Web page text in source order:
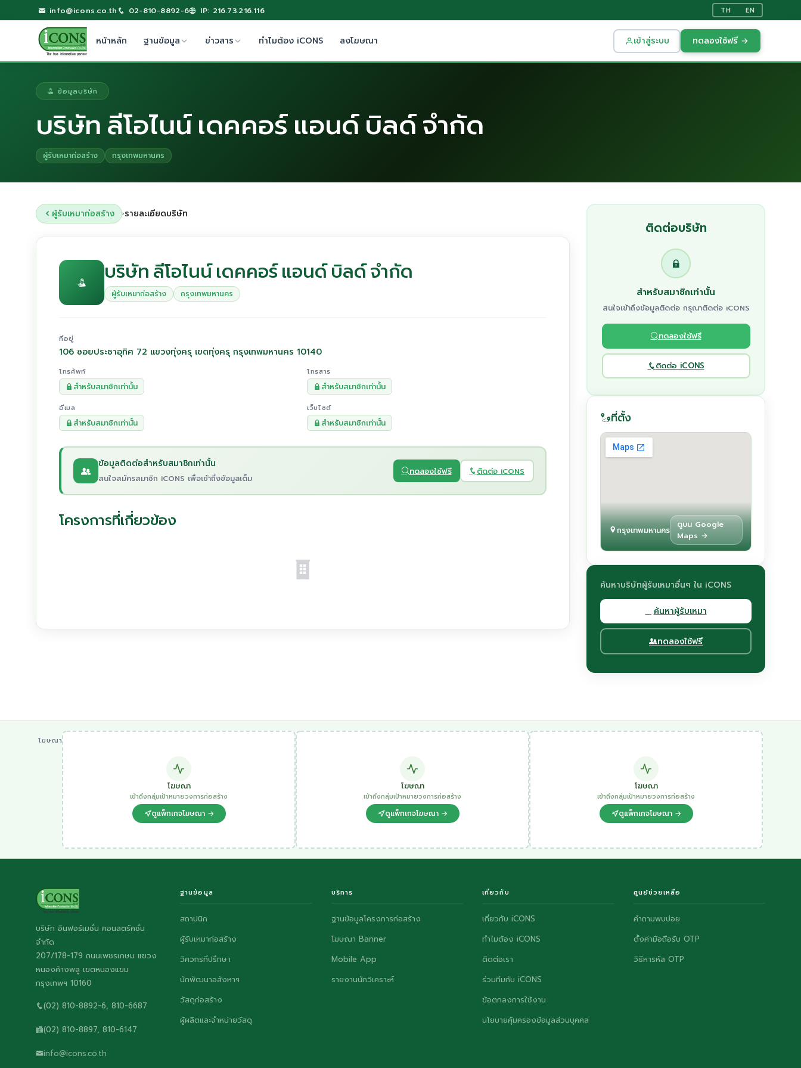
info@icons.co.th 02-810-8892-6 IP: 216.73.216.116 TH EN
หน้าหลัก ฐานข้อมูล ข่าวสาร ทำไมต้อง iCONS ลงโฆษณา เข้าสู่ระบบ ทดลองใช้ฟรี →
ข้อมูลบริษัท
บริษัท ลีโอไนน์ เดคคอร์ แอนด์ บิลด์ จำกัด
ผู้รับเหมาก่อสร้าง กรุงเทพมหานคร
ผู้รับเหมาก่อสร้าง ›รายละเอียดบริษัท
บริษัท ลีโอไนน์ เดคคอร์ แอนด์ บิลด์ จำกัด
ผู้รับเหมาก่อสร้าง กรุงเทพมหานคร
ที่อยู่
106 ซอยประชาอุทิศ 72 แขวงทุ่งครุ เขตทุ่งครุ กรุงเทพมหานคร 10140
โทรศัพท์
สำหรับสมาชิกเท่านั้น
โทรสาร
สำหรับสมาชิกเท่านั้น
อีเมล
สำหรับสมาชิกเท่านั้น
เว็บไซต์
สำหรับสมาชิกเท่านั้น
ข้อมูลติดต่อสำหรับสมาชิกเท่านั้น
สนใจสมัครสมาชิก iCONS เพื่อเข้าถึงข้อมูลเต็ม
ทดลองใช้ฟรี ติดต่อ iCONS
โครงการที่เกี่ยวข้อง
ติดต่อบริษัท
สำหรับสมาชิกเท่านั้น
สนใจเข้าถึงข้อมูลติดต่อ กรุณาติดต่อ iCONS
ทดลองใช้ฟรี
ติดต่อ iCONS
ที่ตั้ง
กรุงเทพมหานคร
ดูบน Google
Maps →
ค้นหาบริษัทผู้รับเหมาอื่นๆ ใน iCONS
ค้นหาผู้รับเหมา
ทดลองใช้ฟรี
โฆษณา
โฆษณา
เข้าถึงกลุ่มเป้าหมายวงการก่อสร้าง
ดูแพ็กเกจโฆษณา →
โฆษณา
เข้าถึงกลุ่มเป้าหมายวงการก่อสร้าง
ดูแพ็กเกจโฆษณา →
โฆษณา
เข้าถึงกลุ่มเป้าหมายวงการก่อสร้าง
ดูแพ็กเกจโฆษณา →
บริษัท อินฟอร์เมชั่น คอนสตรัคชั่น
จำกัด
207/178-179 ถนนเพชรเกษม แขวง
หนองค้างพลู เขตหนองแขม
กรุงเทพฯ 10160
(02) 810-8892-6, 810-6687
(02) 810-8897, 810-6147
info@icons.co.th
ฐานข้อมูล
สถาปนิก
ผู้รับเหมาก่อสร้าง
วิศวกรที่ปรึกษา
นักพัฒนาอสังหาฯ
วัสดุก่อสร้าง
ผู้ผลิตและจำหน่ายวัสดุ
บริการ
ฐานข้อมูลโครงการก่อสร้าง
โฆษณา Banner
Mobile App
รายงานนักวิเคราะห์
เกี่ยวกับ
เกี่ยวกับ iCONS
ทำไมต้อง iCONS
ติดต่อเรา
ร่วมทีมกับ iCONS
ข้อตกลงการใช้งาน
นโยบายคุ้มครองข้อมูลส่วนบุคคล
ศูนย์ช่วยเหลือ
คำถามพบบ่อย
ตั้งค่ามือถือรับ OTP
วิธีหารหัส OTP